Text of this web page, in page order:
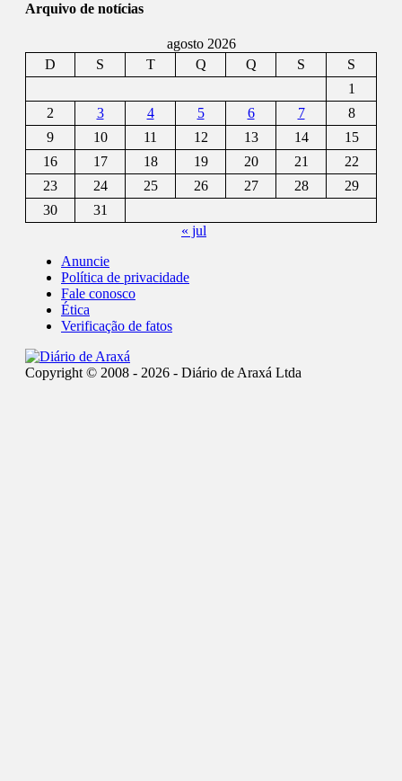
Arquivo de notícias
agosto 2026
D
S T Q Q S
S
1
2
3 4 5 6 7
8
9
10 11 12 13 14
15
16
17 18 19 20 21
22
23
24 25 26 27 28
29
30
31
« jul
Anuncie
Política de privacidade
Fale conosco
Ética
Verificação de fatos
Copyright © 2008 - 2026 - Diário de Araxá Ltda